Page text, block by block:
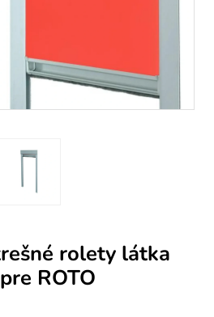
rolety látka
ROTO